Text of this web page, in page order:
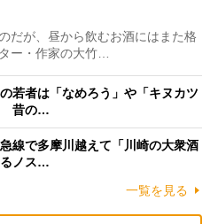
だが、昼から飲むお酒にはまた格
ー・作家の大竹…
若者は「なめろう」や「キヌカツ
昔の…
線で多摩川越えて「川崎の大衆酒
ノス…
一覧を見る